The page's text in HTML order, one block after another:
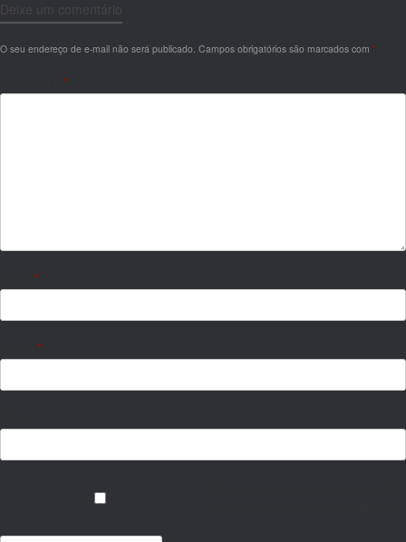
O seu endereço de e-mail não será publicado. Campos obrigatórios são marcados com *
*
*
*